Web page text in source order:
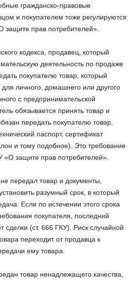
гражданско-правовые
и покупателем тоже регулируются
прав потребителей».
кодекса, продавец, который
деятельность по продаже
покупателю товар, который
личного, домашнего или другого
с предпринимательской
обязывается принять товар и
передать покупателю товар,
паспорт, сертификат
и тому подобное). Это требование
«О защите прав потребителей».
передал товар и документы,
разумный срок, в который
Если по истечении этого срока
покупателя, последний
сделки (ст. 666 ГКУ). Риск случайной
переходит от продавца к
ему товара.
товар ненадлежащего качества,